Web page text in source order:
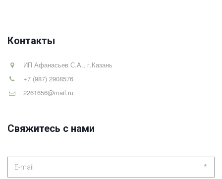
Контакты
ИП Афанасьев С.А., г.Казань
+7 (987) 2908576
2261656@mail.ru
Свяжитесь с нами
*